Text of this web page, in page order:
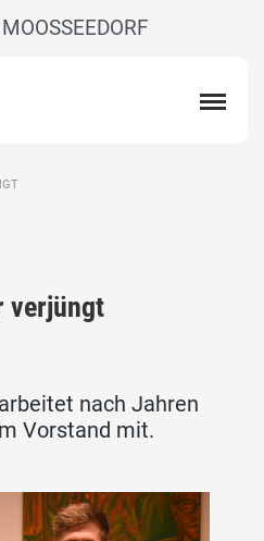
verjüngt
nach Jahren
Vorstand mit.